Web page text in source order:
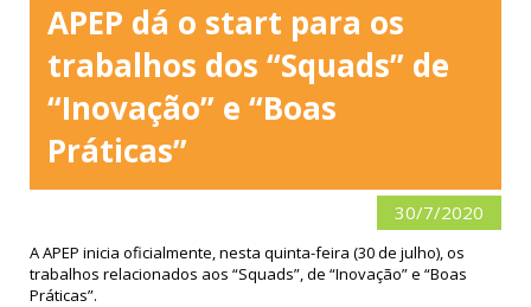
APEP dá o start para os
trabalhos dos “Squads” de
“Inovação” e “Boas
Práticas”
30/7/2020
A APEP inicia oficialmente, nesta quinta-feira (30 de julho), os
trabalhos relacionados aos “Squads”, de “Inovação” e “Boas
Práticas”.